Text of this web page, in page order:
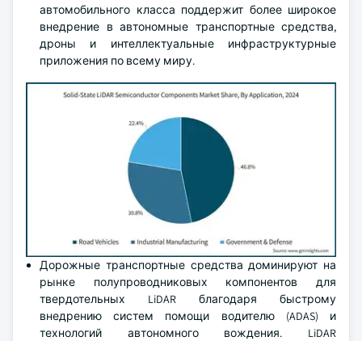
автомобильного класса поддержит более широкое
внедрение в автономные транспортные средства,
дроны и интеллектуальные инфраструктурные
приложения по всему миру.
Дорожные транспортные средства доминируют на
рынке полупроводниковых компонентов для
твердотельных LiDAR благодаря быстрому
внедрению систем помощи водителю (ADAS) и
технологий автономного вождения. LiDAR